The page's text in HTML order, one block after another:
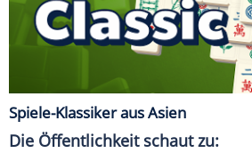
Spiele-Klassiker aus Asien
Die Öffentlichkeit schaut zu: